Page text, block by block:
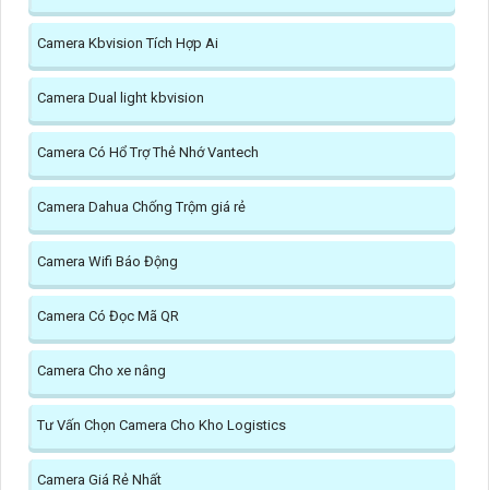
Camera Kbvision Tích Hợp Ai
Camera Dual light kbvision
Camera Có Hổ Trợ Thẻ Nhớ Vantech
Camera Dahua Chống Trộm giá rẻ
Camera Wifi Báo Động
Camera Có Đọc Mã QR
Camera Cho xe nâng
Tư Vấn Chọn Camera Cho Kho Logistics
Camera Giá Rẻ Nhất